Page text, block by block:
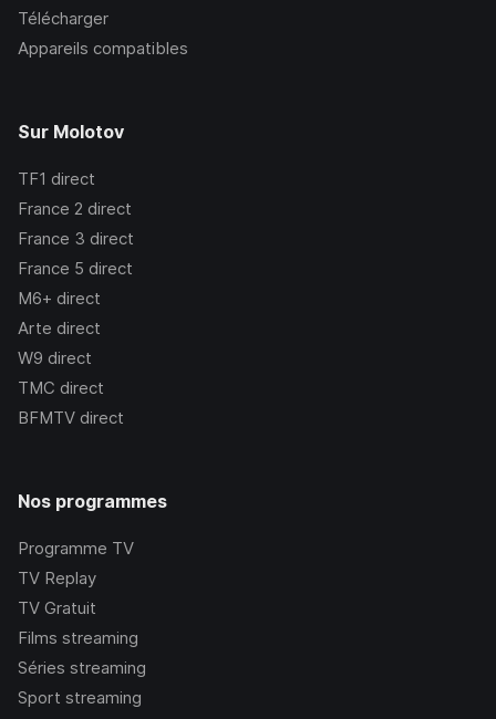
Télécharger
Appareils compatibles
Sur Molotov
TF1 direct
France 2 direct
France 3 direct
France 5 direct
M6+ direct
Arte direct
W9 direct
TMC direct
BFMTV direct
Nos programmes
Programme TV
TV Replay
TV Gratuit
Films streaming
Séries streaming
Sport streaming